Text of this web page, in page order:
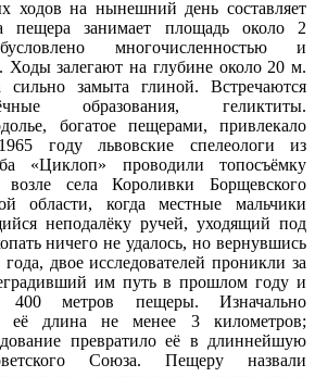
ходов на нынешний день составляет
занимает площадь около 2
многочисленностью и
Ходы залегают на глубине около 20 м.
замыта глиной. Встречаются
образования, геликтиты.
богатое пещерами, привлекало
году львовские спелеологи из
«Циклоп» проводили топосъёмку
села Короливки Борщевского
области, когда местные мальчики
неподалёку ручей, уходящий под
ничего не удалось, но вернувшись
двое исследователей проникли за
им путь в прошлом году и
400 метров пещеры. Изначально
её длина не менее 3 километров;
превратило её в длиннейшую
Союза. Пещеру назвали